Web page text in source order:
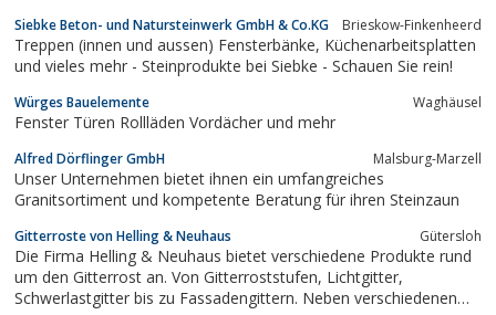
WELT auf Lager, sofort bereit als Einzel- oder Kombinations-
MaterialNATURSTEINE wie von einer...
Siebke Beton- und Natursteinwerk GmbH & Co.KG Brieskow-Finkenheerd
Treppen (innen und aussen) Fensterbänke, Küchenarbeitsplatten
und vieles mehr - Steinprodukte bei Siebke - Schauen Sie rein!
Würges Bauelemente Waghäusel
Fenster Türen Rollläden Vordächer und mehr
Alfred Dörflinger GmbH Malsburg-Marzell
Unser Unternehmen bietet ihnen ein umfangreiches
Granitsortiment und kompetente Beratung für ihren Steinzaun
Gitterroste von Helling & Neuhaus Gütersloh
Die Firma Helling & Neuhaus bietet verschiedene Produkte rund
um den Gitterrost an. Von Gitterroststufen, Lichtgitter,
Schwerlastgitter bis zu Fassadengittern. Neben verschiedenen